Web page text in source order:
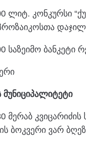
ლიტ. კონკურსი
საზეიმო ბანკეტი
მერაბ
ბოკვერი ვარ